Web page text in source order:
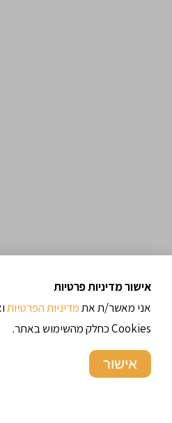
אישור מדיניות פרטיות
אני מאשר/ת אתמדיניות הפרטיות
Cookies כחלק מהשימוש באתר.
אישור